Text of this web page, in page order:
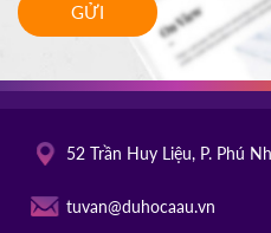
GỬI
52 Trần Huy Liệu, P. Phú
tuvan@duhocaau.vn